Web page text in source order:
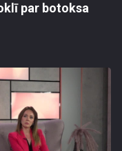
par botoksa